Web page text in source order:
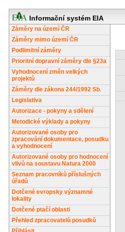
Informační systém EIA
Záměry na území ČR
Záměry mimo území ČR
Podlimitní záměry
Prioritní dopravní záměry dle §23a
Vyhodnocení změn velkých
projektů
Záměry dle zákona 244/1992 Sb.
Legislativa
Autorizace - pokyny a sdělení
Metodické výklady a pokyny
Autorizované osoby pro
zpracování dokumentace, posudku
a vyhodnocení
Autorizované osoby pro hodnocení
vlivů na soustavu Natura 2000
Seznam pracovníků příslušných
úřadů
Dotčené evropsky významné
lokality
Dotčené ptačí oblasti
Přehled zpracovatelů posudků